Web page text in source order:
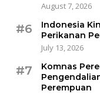
August 7, 2026
#6
Indonesia
Perikanan
July 13, 2026
#7
Komnas
Perempuan